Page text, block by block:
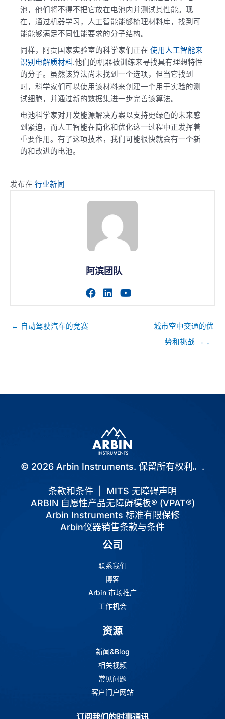
池，他们将不得不把它放在电池内并测试其性能。现
在，通过机器学习，人工智能能够梳理材料库，找到可
能能够满足不同性能要求的分子结构。
同样，阿贡国家实验室的科学家们正在 使用人工智能来
识别电解质材料.他们的机器被训练来寻找具有理想特性
的分子。虽然该算法尚未找到一个选项，但当它找到
时，科学家们可以使用该材料来创建一个用于实验的测
试细胞，并通过新的数据集进一步完善该算法。
电池科学家对开发能源解决方案以支持更绿色的未来感
到紧迫，而人工智能在简化和优化这一过程中正发挥着
重要作用。有了这项技术，我们可能很快就会有一个新
的和改进的电池。
发布在 行业新闻
阿滨团队
访问作者的facebook个人主
访问作者的linkedin个人
← 自动驾驶汽车的竞赛
城市空中交通的优
势和挑战 → ．
© 2026 Arbin Instruments. 保留所有权利。.
条款和条件
MITS 无障碍声明
ARBIN 自愿性产品无障碍模板® (VPAT®)
Arbin Instruments 标准有限保修
Arbin仪器销售条款与条件
公司
联系我们
博客
Arbin 市场推广
工作机会
资源
新闻&Blog
相关视频
常见问题
客户门户网站
订阅我们的时事通讯